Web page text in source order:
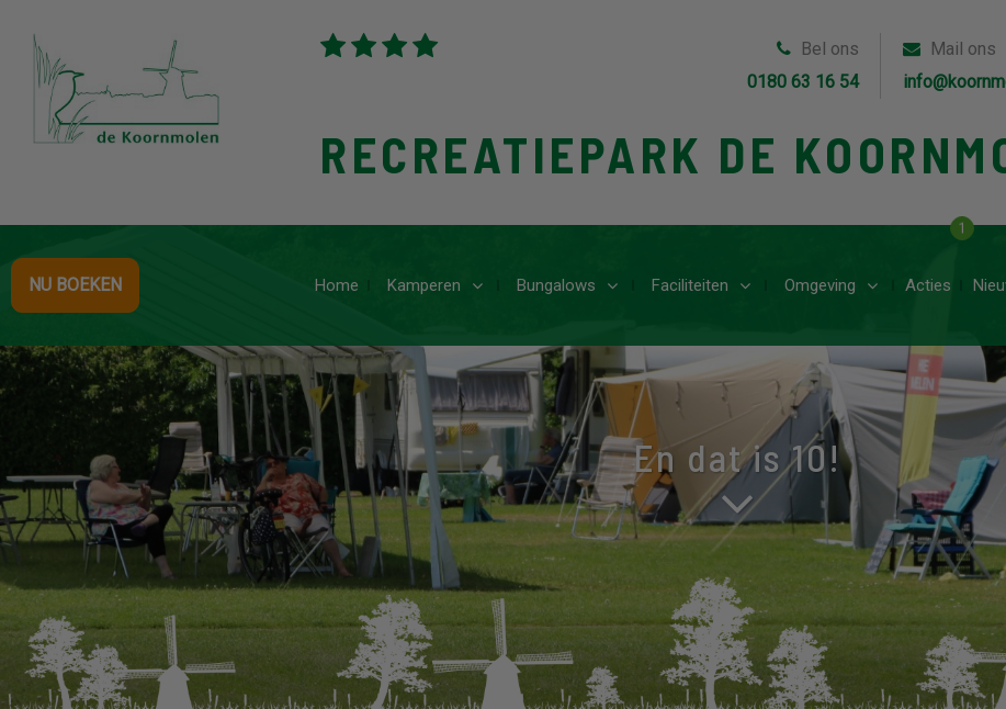
Bel ons
0180 63 16 54
Mail ons
RECREATIEPARK DE
NU BOEKEN Home Kamperen Bungalows Faciliteiten Omgeving Acties
1
En dat is 10!